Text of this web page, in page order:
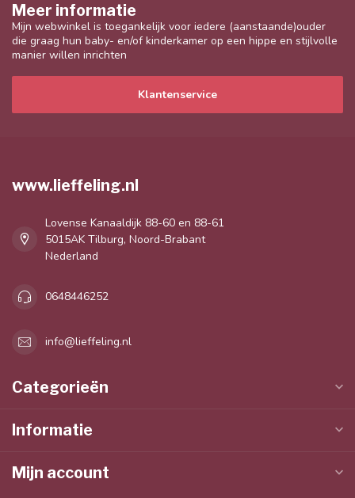
Meer informatie
Mijn webwinkel is toegankelijk voor iedere (aanstaande)ouder
die graag hun baby- en/of kinderkamer op een hippe en stijlvolle
manier willen inrichten
Klantenservice
www.lieffeling.nl
Lovense Kanaaldijk 88-60 en 88-61
5015AK Tilburg, Noord-Brabant
Nederland
0648446252
info@lieffeling.nl
Categorieën
Informatie
Mijn account